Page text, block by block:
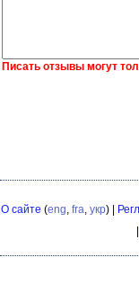
Писать отзывы могут
О сайте (eng fra укр) |
|